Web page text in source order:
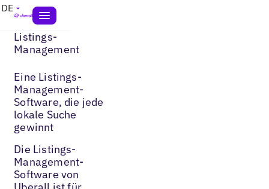
DE
Listings-
Management
Eine Listings-
Management-
Software, die jede
lokale Suche
gewinnt
Die Listings-
Management-
Software von